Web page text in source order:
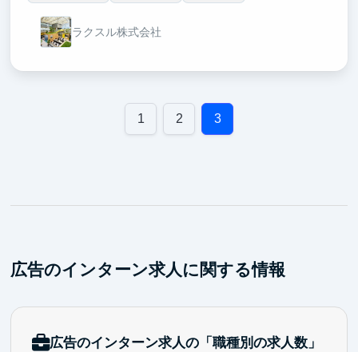
ラクスル株式会社
1 2 3
広告のインターン求人に関する情報
広告のインターン求人の「職種別の求人数」